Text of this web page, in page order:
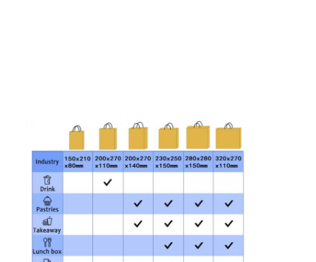
Borsa d'imballaggio della maschera facciale
Stampa di opuscoli su misura
Pacchetto rosso personalizzato